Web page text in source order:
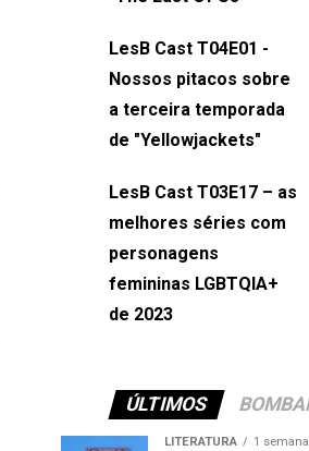
sociais:Twitter:
do LesB Cast:Apresentação
Karolen Passos
Pollyelly FlorêncioEdição de
Machado
LesB Cast T04E01 -
Nossos pitacos sobre
a terceira temporada
de "Yellowjackets"
LesB Cast T03E17 – as
melhores séries com
personagens
femininas LGBTQIA+
de 2023
ÚLTIMOS
LITERATURA 1